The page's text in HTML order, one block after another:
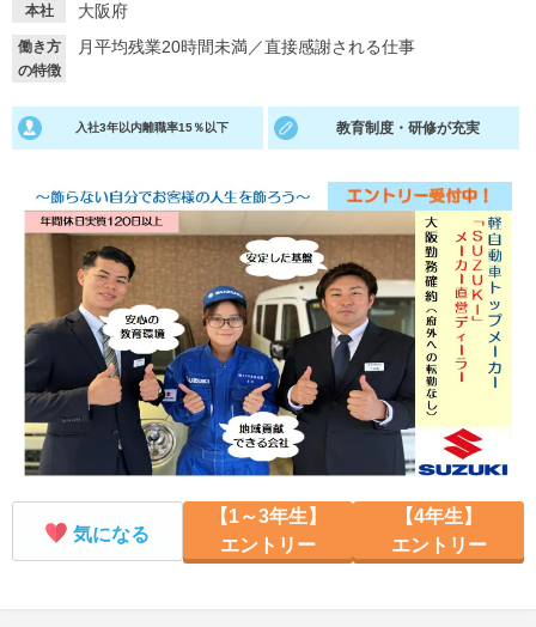
就活ノウハウ・サポート
就活支援
就活ノウハウが満載！
就活コラム
お役立ち記事・相談室など
適職診断
あなたに合う仕事を診断！
就活チャンネル
動画で対策講座をチェック
就活ニュースペーパー
就活時事ニュースを更新
よくある質問
不明点があればこちら
本社 大阪府
働き方
の特徴
月平均残業20時間未満／直接感謝される仕事
入社3年以内離職率15％以下 教育制度・研修が充実
気になる
【1～3年生】
エントリー
【4年生】
エントリー